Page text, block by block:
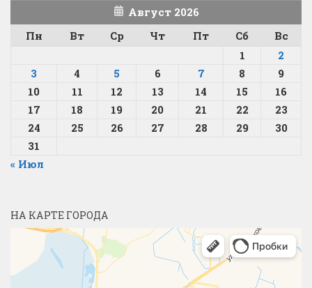
Август 2026
Пн
Вт Ср Чт Пт Сб
Вс
1
2
3
4 5 6 7 8
9
10
11 12 13 14 15
16
17
18 19 20 21 22
23
24
25 26 27 28 29
30
31
« Июл
НА КАРТЕ ГОРОДА